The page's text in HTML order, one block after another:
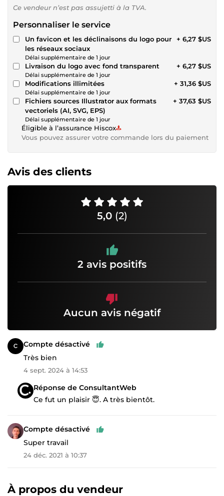
Ce vendeur n’est pas assujetti à la TVA.
Personnaliser le service
Un favicon et les déclinaisons du logo pour
les réseaux sociaux
Délai supplémentaire de 1 jour
+ 6,27 $US
Livraison du logo avec fond transparent
Délai supplémentaire de 1 jour
+ 6,27 $US
Modifications illimitées
Délai supplémentaire de 1 jour
+ 31,36 $US
Fichiers sources Illustrator aux formats
vectoriels (AI, SVG, EPS)
Délai supplémentaire de 1 jour
+ 37,63 $US
Éligible à l’assurance Hiscox
Vous pouvez assurer votre commande lors du paiement
Avis des clients
5,0 (2)
2 avis positifs
Aucun avis négatif
Compte désactivé
Très bien
4 sept. 2024 à 14:53
Réponse de ConsultantWeb
Ce fut un plaisir 😇. A très bientôt.
Compte désactivé
Super travail
24 déc. 2021 à 10:37
À propos du vendeur